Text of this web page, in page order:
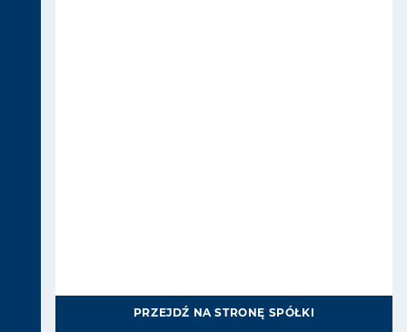
PRZEJDŹ NA STRONĘ SPÓŁKI